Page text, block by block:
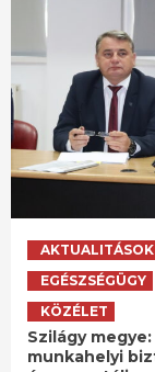
AKTUALITÁSOK
EGÉSZSÉGÜGY
KÖZÉLET
Szilágy megye:
munkahelyi